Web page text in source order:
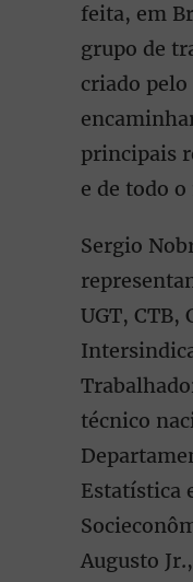
feita, em
grupo de
criado
principais
e de todo
Sergio
UGT, CTB,
técnico
Estatística
Augusto